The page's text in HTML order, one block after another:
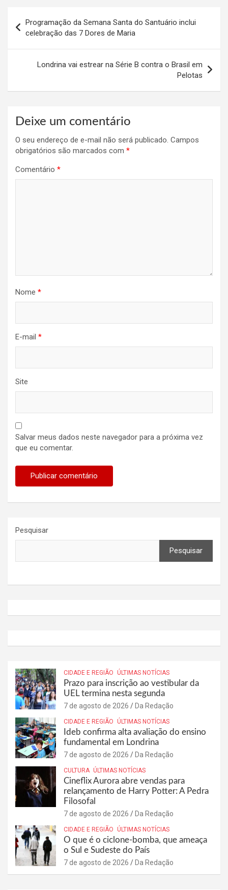
de
Post
Programação da Semana Santa do Santuário inclui
celebração das 7 Dores de Maria
Londrina vai estrear na Série B contra o Brasil em
Pelotas
Deixe um comentário
O seu endereço de e-mail não será publicado. Campos
obrigatórios são marcados com *
Comentário *
Nome *
E-mail *
Site
Salvar meus dados neste navegador para a próxima vez
que eu comentar.
Pesquisar
Pesquisar
CIDADE E REGIÃO ÚLTIMAS NOTÍCIAS
Prazo para inscrição ao vestibular da
UEL termina nesta segunda
7 de agosto de 2026 Da Redação
CIDADE E REGIÃO ÚLTIMAS NOTÍCIAS
Ideb confirma alta avaliação do ensino
fundamental em Londrina
7 de agosto de 2026 Da Redação
CULTURA ÚLTIMAS NOTÍCIAS
Cineflix Aurora abre vendas para
relançamento de Harry Potter: A Pedra
Filosofal
7 de agosto de 2026 Da Redação
CIDADE E REGIÃO ÚLTIMAS NOTÍCIAS
O que é o ciclone-bomba, que ameaça
o Sul e Sudeste do País
7 de agosto de 2026 Da Redação